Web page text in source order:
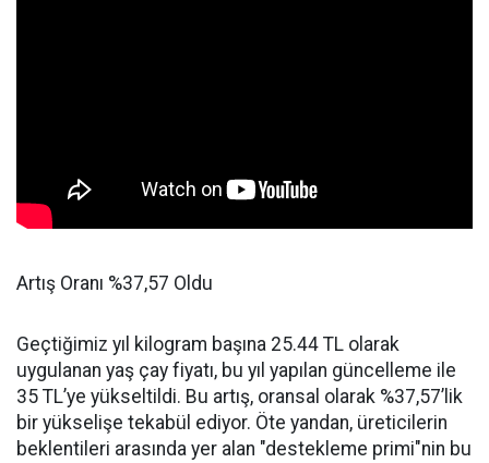
Artış Oranı %37,57 Oldu
Geçtiğimiz yıl kilogram başına 25.44 TL olarak
uygulanan yaş çay fiyatı, bu yıl yapılan güncelleme ile
35 TL’ye yükseltildi. Bu artış, oransal olarak %37,57’lik
bir yükselişe tekabül ediyor. Öte yandan, üreticilerin
beklentileri arasında yer alan "destekleme primi"nin bu